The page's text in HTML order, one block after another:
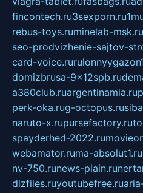
fincontech.ru3sexporn.ru
rebus-toys.ruminelab-msk.ru
seo-prodvizhenie-sajtov-
card-voice.ru
domizbrusa-9x12spb.ru
a380club.ruargentinamia.ru
perk-oka.rug-octopus.ru
naruto-x.rupursefactory.ru
spayderhed-2022.ru
webamator.ruma-absolut1.ru
nv-750.runews-plain.ru
dizfiles.ruyoutubefree.ru